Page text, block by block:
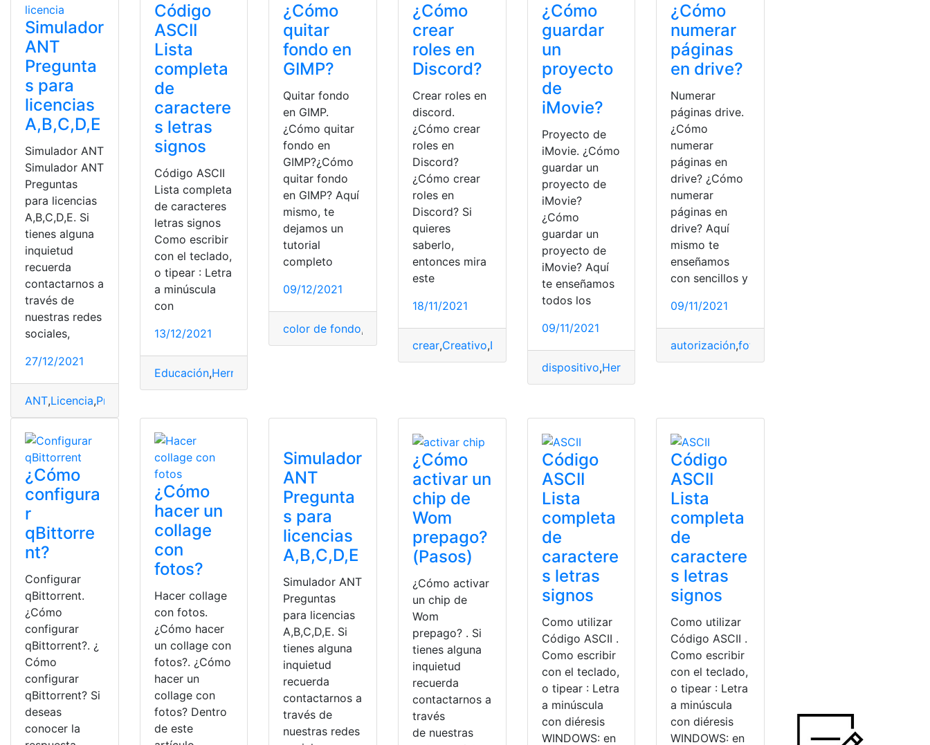
Simulador
ANT
Pregunta
s para
licencias
A,B,C,D,E
Simulador ANT
Simulador ANT
Preguntas
para licencias
A,B,C,D,E. Si
tienes alguna
inquietud
recuerda
contactarnos a
través de
nuestras redes
sociales,
27/12/2021
ANT,Licencia,Preguntas
Código
ASCII
Lista
completa
de
caractere
s letras
signos
Código ASCII
Lista completa
de caracteres
letras signos
Como escribir
con el teclado,
o tipear : Letra
a minúscula
con
13/12/2021
Educación,Herramientas
¿Cómo
quitar
fondo en
GIMP?
Quitar fondo
en GIMP.
¿Cómo quitar
fondo en
GIMP?¿Cómo
quitar fondo
en GIMP? Aquí
mismo, te
dejamos un
tutorial
completo
09/12/2021
color de fondo, herramienta virtual,Herramientas,quitar tutorial,Tutoriales
¿Cómo
crear
roles en
Discord?
Crear roles en
discord.
¿Cómo crear
roles en
Discord?
¿Cómo crear
roles en
Discord? Si
quieres
saberlo,
entonces mira
este
18/11/2021
crear,Creativo,Discord Proyecto Creando Oportunidades,Tutoriales
¿Cómo
guardar
un
proyecto
de
iMovie?
Proyecto de
iMovie. ¿Cómo
guardar un
proyecto de
iMovie?
¿Cómo
guardar un
proyecto de
iMovie? Aquí
te enseñamos
todos los
09/11/2021
dispositivo,Herramientas
¿Cómo
numerar
páginas
en drive?
Numerar
páginas drive.
¿Cómo
numerar
páginas en
drive? ¿Cómo
numerar
páginas en
drive? Aquí
mismo te
enseñamos
con sencillos y
09/11/2021
autorización,fotos
¿Cómo
configura
r
qBittorre
nt?
Configurar
qBittorrent.
¿Cómo
configurar
qBittorrent?. ¿
Cómo
configurar
qBittorrent? Si
deseas
conocer la
¿Cómo
hacer un
collage
con
fotos?
Hacer collage
con fotos.
¿Cómo hacer
un collage con
fotos?. ¿Cómo
hacer un
collage con
fotos? Dentro
de este
Simulador
ANT
Pregunta
s para
licencias
A,B,C,D,E
Simulador ANT
Preguntas
para licencias
A,B,C,D,E. Si
tienes alguna
inquietud
recuerda
contactarnos a
través de
nuestras redes
¿Cómo
activar un
chip de
Wom
prepago?
(Pasos)
¿Cómo activar
un chip de
Wom
prepago? . Si
tienes alguna
inquietud
recuerda
contactarnos a
través
de nuestras
Código
ASCII
Lista
completa
de
caractere
s letras
signos
Como utilizar
Código ASCII .
Como escribir
con el teclado,
o tipear : Letra
a minúscula
con diéresis
WINDOWS: en
Código
ASCII
Lista
completa
de
caractere
s letras
signos
Como utilizar
Código ASCII .
Como escribir
con el teclado,
o tipear : Letra
a minúscula
con diéresis
WINDOWS: en